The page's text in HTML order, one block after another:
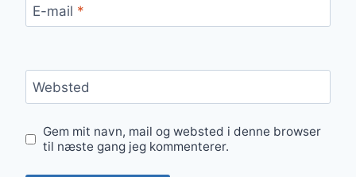
E-mail *
Websted
Gem mit navn, mail og websted i denne browser
til næste gang jeg kommenterer.